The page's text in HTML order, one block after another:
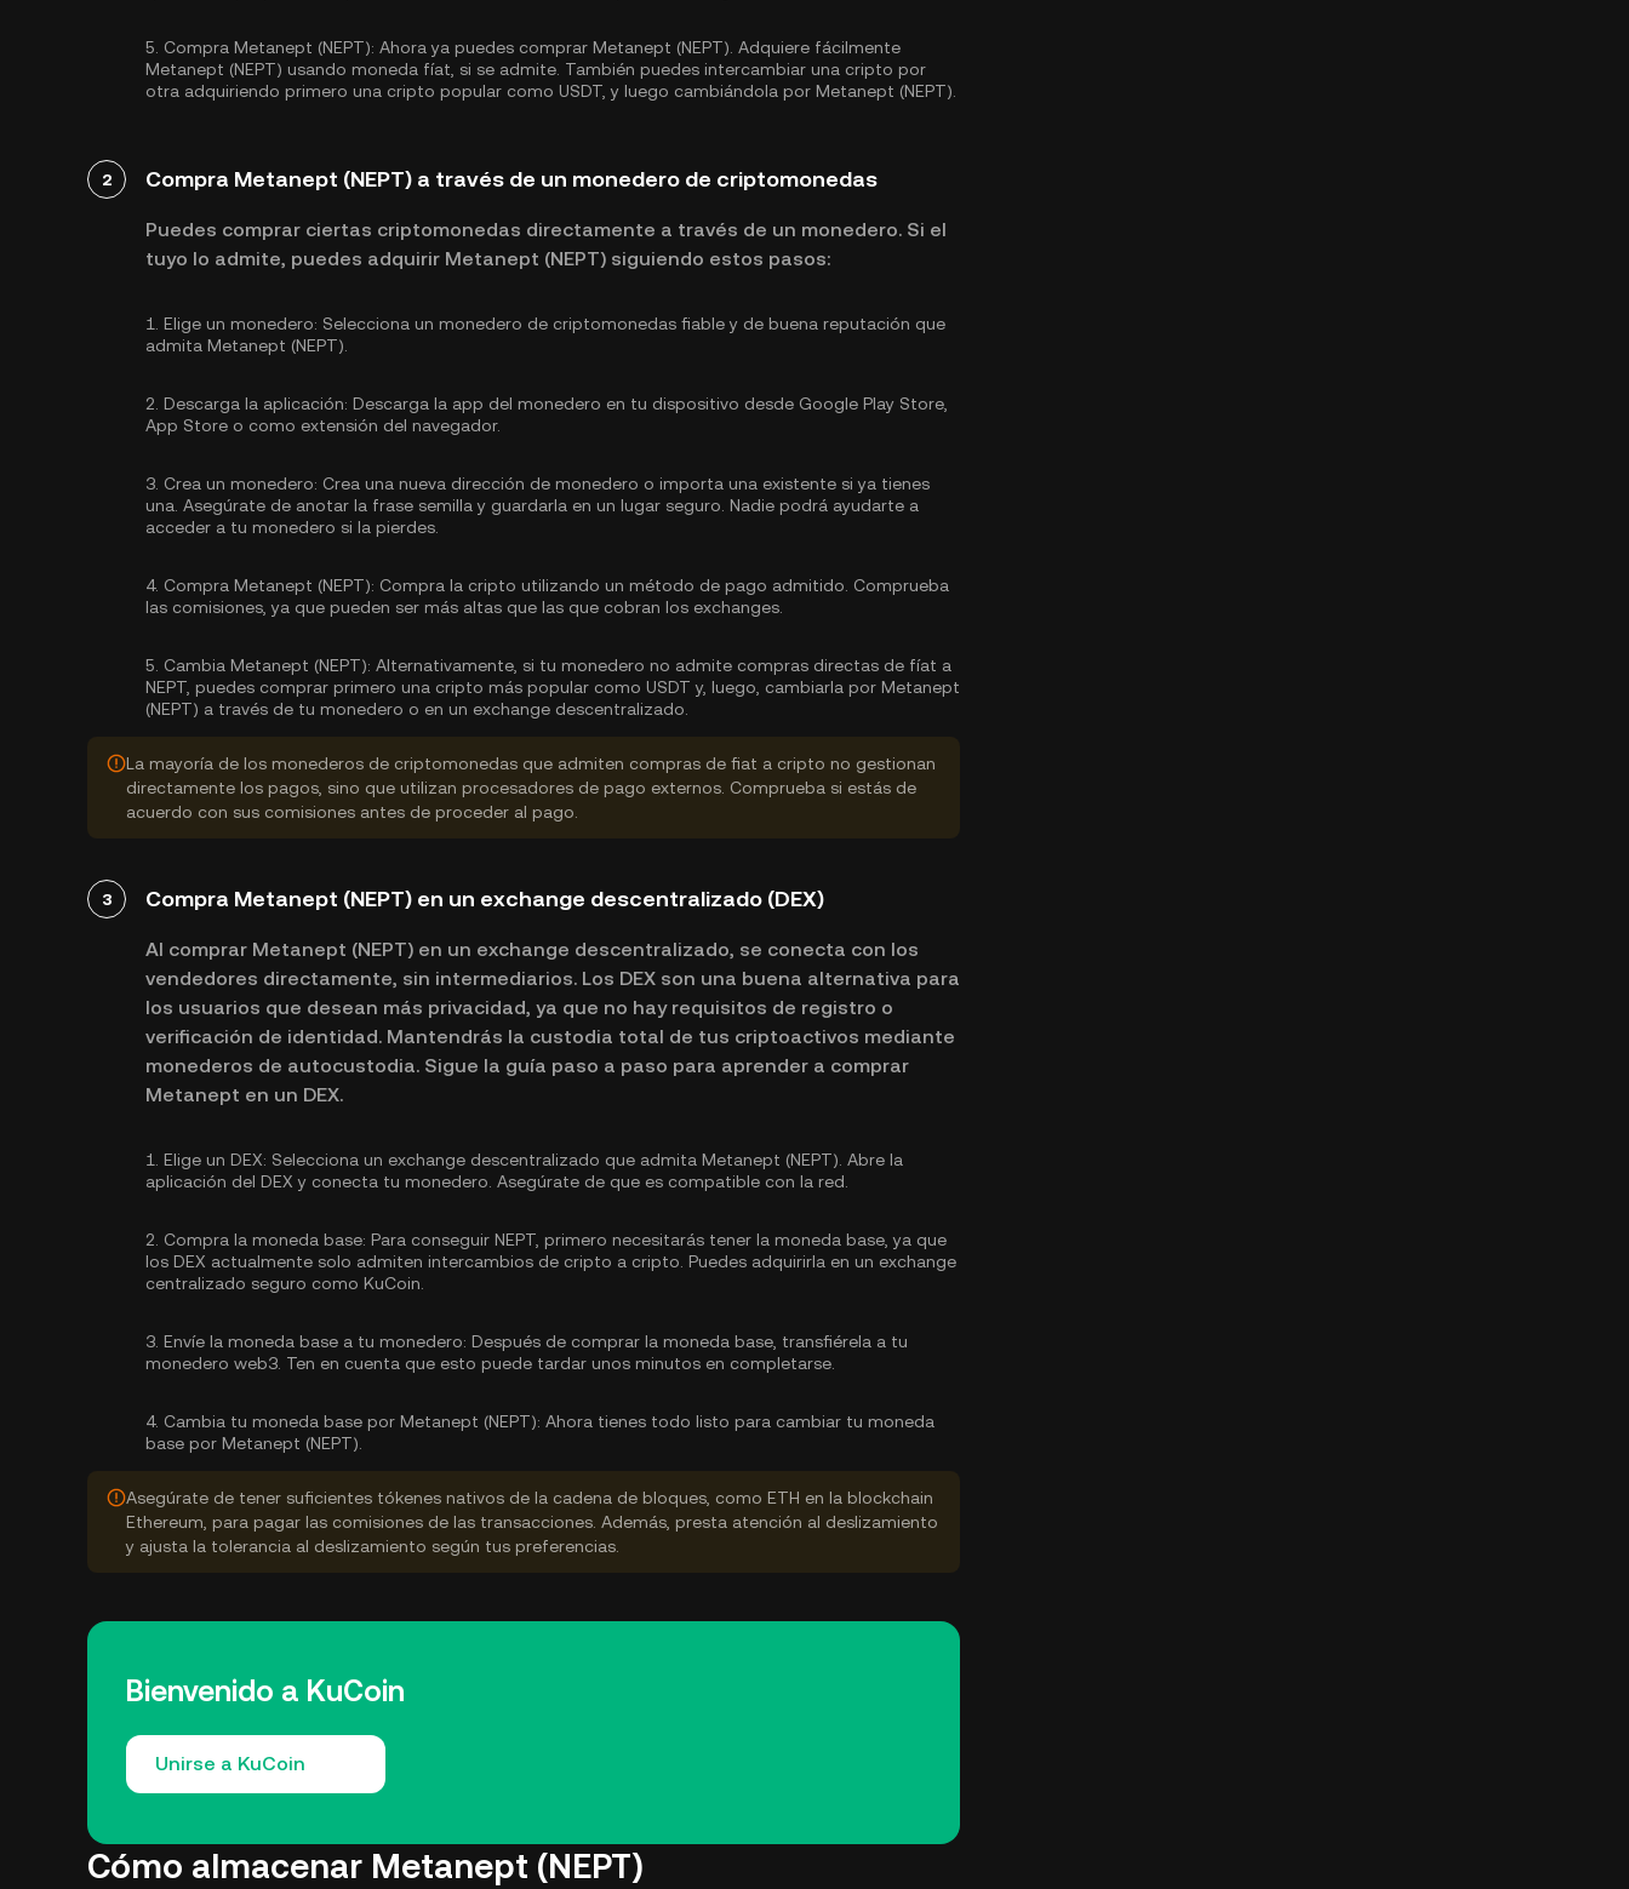
5. Compra Metanept (NEPT): Ahora ya puedes comprar Metanept (NEPT). Adquiere fácilmente
Metanept (NEPT) usando moneda fíat, si se admite. También puedes intercambiar una cripto por
otra adquiriendo primero una cripto popular como USDT , y luego cambiándola por Metanept (NEPT).
2 Compra Metanept (NEPT) a través de un monedero de criptomonedas
Puedes comprar ciertas criptomonedas directamente a través de un monedero. Si el
tuyo lo admite, puedes adquirir Metanept (NEPT) siguiendo estos pasos:
1. Elige un monedero: Selecciona un monedero de criptomonedas fiable y de buena reputación que
admita Metanept (NEPT).
2. Descarga la aplicación: Descarga la app del monedero en tu dispositivo desde Google Play Store,
App Store o como extensión del navegador.
3. Crea un monedero: Crea una nueva dirección de monedero o importa una existente si ya tienes
una. Asegúrate de anotar la frase semilla y guardarla en un lugar seguro. Nadie podrá ayudarte a
acceder a tu monedero si la pierdes.
4. Compra Metanept (NEPT): Compra la cripto utilizando un método de pago admitido. Comprueba
las comisiones, ya que pueden ser más altas que las que cobran los exchanges.
5. Cambia Metanept (NEPT): Alternativamente, si tu monedero no admite compras directas de fíat a
NEPT, puedes comprar primero una cripto más popular como USDT y, luego, cambiarla por Metanept
(NEPT) a través de tu monedero o en un exchange descentralizado.
La mayoría de los monederos de criptomonedas que admiten compras de fiat a cripto no gestionan
directamente los pagos, sino que utilizan procesadores de pago externos. Comprueba si estás de
acuerdo con sus comisiones antes de proceder al pago.
3 Compra Metanept (NEPT) en un exchange descentralizado (DEX)
Al comprar Metanept (NEPT) en un exchange descentralizado, se conecta con los
vendedores directamente, sin intermediarios. Los DEX son una buena alternativa para
los usuarios que desean más privacidad, ya que no hay requisitos de registro o
verificación de identidad. Mantendrás la custodia total de tus criptoactivos mediante
monederos de autocustodia. Sigue la guía paso a paso para aprender a comprar
Metanept en un DEX.
1. Elige un DEX: Selecciona un exchange descentralizado que admita Metanept (NEPT). Abre la
aplicación del DEX y conecta tu monedero. Asegúrate de que es compatible con la red.
2. Compra la moneda base: Para conseguir NEPT, primero necesitarás tener la moneda base, ya que
los DEX actualmente solo admiten intercambios de cripto a cripto. Puedes adquirirla en un exchange
centralizado seguro como KuCoin.
3. Envíe la moneda base a tu monedero: Después de comprar la moneda base, transfiérela a tu
monedero web3. Ten en cuenta que esto puede tardar unos minutos en completarse.
4. Cambia tu moneda base por Metanept (NEPT): Ahora tienes todo listo para cambiar tu moneda
base por Metanept (NEPT).
Asegúrate de tener suficientes tókenes nativos de la cadena de bloques, como ETH en la blockchain
Ethereum, para pagar las comisiones de las transacciones. Además, presta atención al deslizamiento
y ajusta la tolerancia al deslizamiento según tus preferencias.
Bienvenido a KuCoin
Unirse a KuCoin
Cómo almacenar Metanept (NEPT)